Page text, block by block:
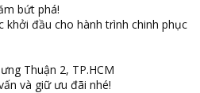
bứt phá!
khởi đầu cho hành trình chinh phục
Thuận 2, TP.HCM
và giữ ưu đãi nhé!